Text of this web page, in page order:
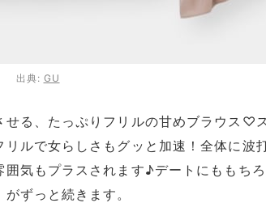
出典: GU
せる、たっぷりフリルの甘めブラウス♡
ルで女らしさもグッと加速！全体に波
気もプラスされます♪デートにももち
ずっと続きます。